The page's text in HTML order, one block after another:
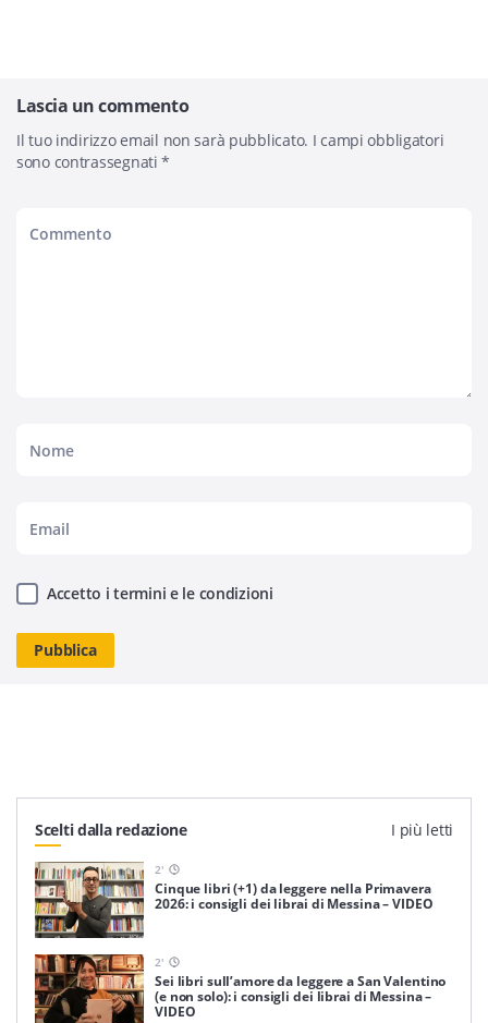
Lascia un commento
Il tuo indirizzo email non sarà pubblicato. I campi obbligatori
sono contrassegnati*
Accetto i termini e le condizioni
Scelti dalla redazione I più letti
2'
Cinque libri (+1) da leggere nella Primavera
2026: i consigli dei librai di Messina – VIDEO
2'
Sei libri sull’amore da leggere a San Valentino
(e non solo): i consigli dei librai di Messina –
VIDEO